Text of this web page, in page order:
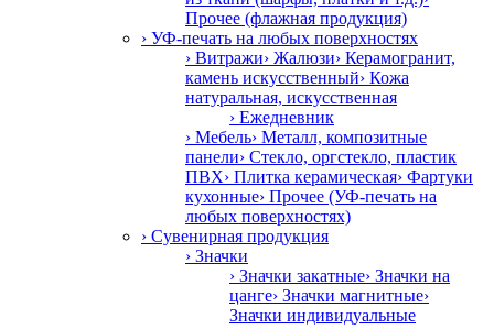
Прочее (флажная продукция)
› УФ-печать на любых поверхностях
› Витражи› Жалюзи› Керамогранит,
камень искусственный› Кожа
натуральная, искусственная
› Ежедневник
› Мебель› Металл, композитные
панели› Стекло, оргстекло, пластик
ПВХ› Плитка керамическая› Фартуки
кухонные› Прочее (УФ-печать на
любых поверхностях)
› Сувенирная продукция
› Значки
› Значки закатные› Значки на
цанге› Значки магнитные›
Значки индивидуальные